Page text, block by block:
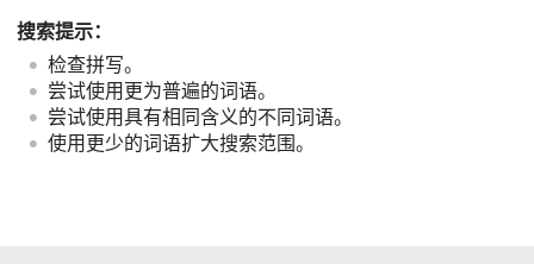
搜索提示：
检查拼写。
尝试使用更为普遍的词语。
尝试使用具有相同含义的不同词语。
使用更少的词语扩大搜索范围。